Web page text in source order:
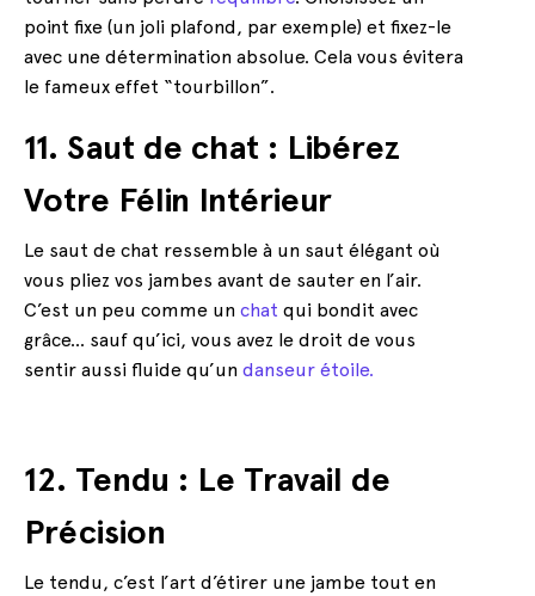
point fixe (un joli plafond, par exemple) et fixez-le
avec une détermination absolue. Cela vous évitera
le fameux effet “tourbillon”.
11. Saut de chat : Libérez
Votre Félin Intérieur
Le saut de chat ressemble à un saut élégant où
vous pliez vos jambes avant de sauter en l’air.
C’est un peu comme un chat qui bondit avec
grâce… sauf qu’ici, vous avez le droit de vous
sentir aussi fluide qu’un danseur étoile.
12. Tendu : Le Travail de
Précision
Le tendu, c’est l’art d’étirer une jambe tout en